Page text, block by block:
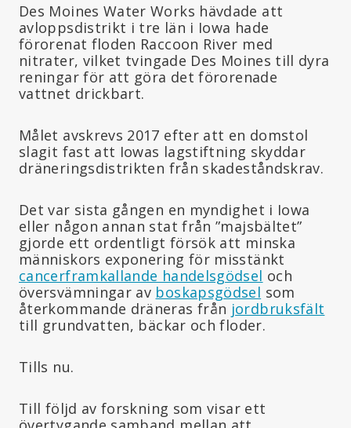
Des Moines Water Works hävdade att
avloppsdistrikt i tre län i Iowa hade
förorenat floden Raccoon River med
nitrater, vilket tvingade Des Moines till dyra
reningar för att göra det förorenade
vattnet drickbart.
Målet avskrevs 2017 efter att en domstol
slagit fast att Iowas lagstiftning skyddar
dräneringsdistrikten från skadeståndskrav.
Det var sista gången en myndighet i Iowa
eller någon annan stat från ”majsbältet”
gjorde ett ordentligt försök att minska
människors exponering för misstänkt
cancerframkallande handelsgödsel och
översvämningar av boskapsgödsel som
återkommande dräneras från jordbruksfält
till grundvatten, bäckar och floder.
Tills nu.
Till följd av forskning som visar ett